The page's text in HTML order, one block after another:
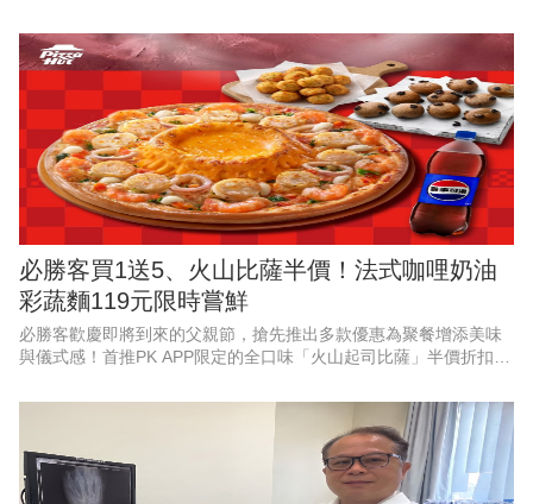
牌，空
必勝客買1送5、火山比薩半價！法式咖哩奶油
彩蔬麵119元限時嘗鮮
必勝客歡慶即將到來的父親節，搶先推出多款優惠為聚餐增添美味
與儀式感！首推PK APP限定的全口味「火山起司比薩」半價折扣，
爸發餐」等套